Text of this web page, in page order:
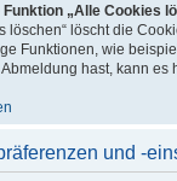
Funktion „Alle Cookies
löschen“ löscht die
Funktionen, wie
hast, kann es
und -